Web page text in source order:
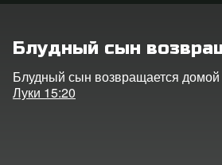
Блудный сын
Блудный сын возвращается домой
Луки 15:20